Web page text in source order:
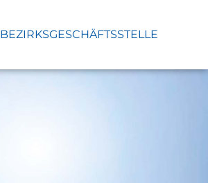
BEZIRKSGESCHÄFTSSTELLE